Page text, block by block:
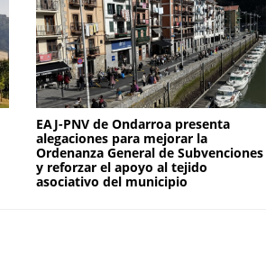
EAJ-PNV de Ondarroa presenta
alegaciones para mejorar la
Ordenanza General de Subvenciones
y reforzar el apoyo al tejido
asociativo del municipio